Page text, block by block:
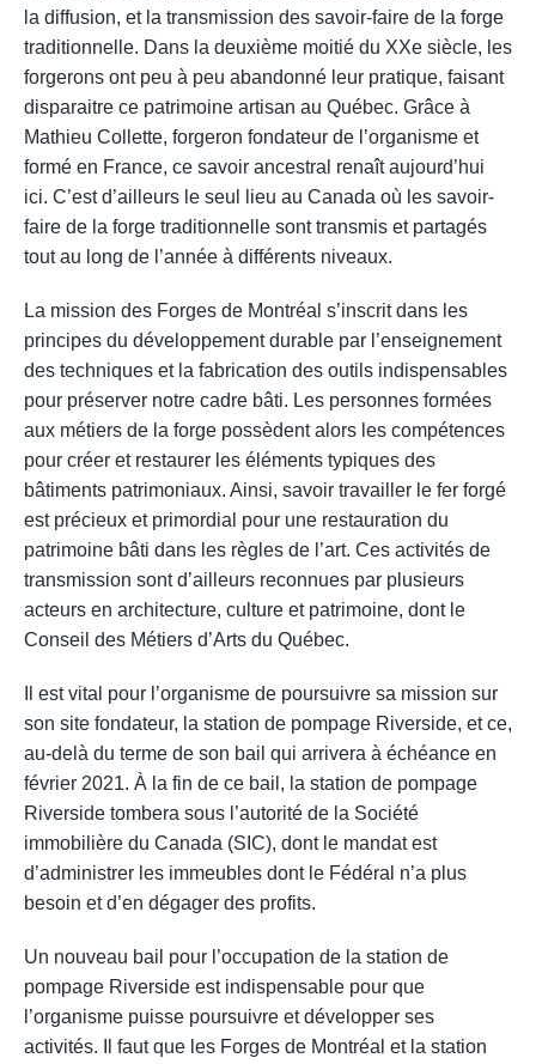
la diffusion, et la transmission des savoir-faire de la forge
traditionnelle. Dans la deuxième moitié du XXe siècle, les
forgerons ont peu à peu abandonné leur pratique, faisant
disparaitre ce patrimoine artisan au Québec. Grâce à
Mathieu Collette, forgeron fondateur de l’organisme et
formé en France, ce savoir ancestral renaît aujourd’hui
ici. C’est d’ailleurs le seul lieu au Canada où les savoir-
faire de la forge traditionnelle sont transmis et partagés
tout au long de l’année à différents niveaux.
La mission des Forges de Montréal s’inscrit dans les
principes du développement durable par l’enseignement
des techniques et la fabrication des outils indispensables
pour préserver notre cadre bâti. Les personnes formées
aux métiers de la forge possèdent alors les compétences
pour créer et restaurer les éléments typiques des
bâtiments patrimoniaux. Ainsi, savoir travailler le fer forgé
est précieux et primordial pour une restauration du
patrimoine bâti dans les règles de l’art. Ces activités de
transmission sont d’ailleurs reconnues par plusieurs
acteurs en architecture, culture et patrimoine, dont le
Conseil des Métiers d’Arts du Québec.
Il est vital pour l’organisme de poursuivre sa mission sur
son site fondateur, la station de pompage Riverside, et ce,
au-delà du terme de son bail qui arrivera à échéance en
février 2021. À la fin de ce bail, la station de pompage
Riverside tombera sous l’autorité de la Société
immobilière du Canada (SIC), dont le mandat est
d’administrer les immeubles dont le Fédéral n’a plus
besoin et d’en dégager des profits.
Un nouveau bail pour l’occupation de la station de
pompage Riverside est indispensable pour que
l’organisme puisse poursuivre et développer ses
activités. Il faut que les Forges de Montréal et la station